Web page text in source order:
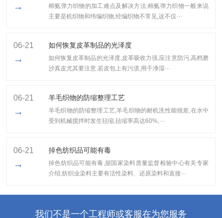
→
棉氨弹力织物的加工难点及解决方法,棉氨弹力织物一般来说
主要是机织物和纬编织物,经编织物不常见,这不仅···
06-21
→
如何恢复皮革制品的光泽度
如何恢复皮革制品的光泽度,皮革吸收力强,应注意防污,高档磨
沙真皮尤其要注意.若皮包上有污渍,用干净湿···
06-21
→
羊毛织物的防缩整理工艺
羊毛织物的防缩整理工艺,​羊毛织物的耐机洗性能很差,在水中
受到机械搅拌时发生毡缩,毡缩率高达60%,···
06-21
→
掉色纺织品可能有毒
掉色纺织品可能有毒,据国家染料质量监督检验中心有关专家
介绍,纺织业染料主要有活性染料、还原染料和直接···
我们不是一个工程师或客服在为您服务